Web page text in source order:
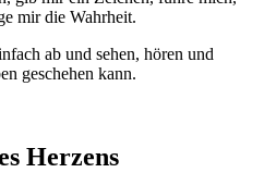
mir die Wahrheit.
ab und sehen, hören und
geschehen kann.
Herzens